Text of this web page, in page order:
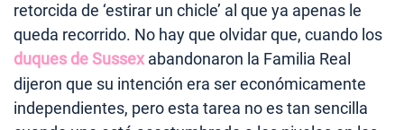
retorcida de ‘estirar un chicle’ al que ya apenas le
queda recorrido. No hay que olvidar que, cuando los
duques de Sussexabandonaron la Familia Real
dijeron que su intención era ser económicamente
independientes, pero esta tarea no es tan sencilla